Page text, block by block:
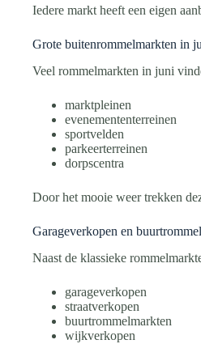
Iedere markt heeft een eigen
Grote buitenrommelmarkten in
Veel rommelmarkten in juni
marktpleinen
evenemententerreinen
sportvelden
parkeerterreinen
dorpscentra
Door het mooie weer trekken
Garageverkopen en
Naast de klassieke
garageverkopen
straatverkopen
buurtrommelmarkten
wijkverkopen